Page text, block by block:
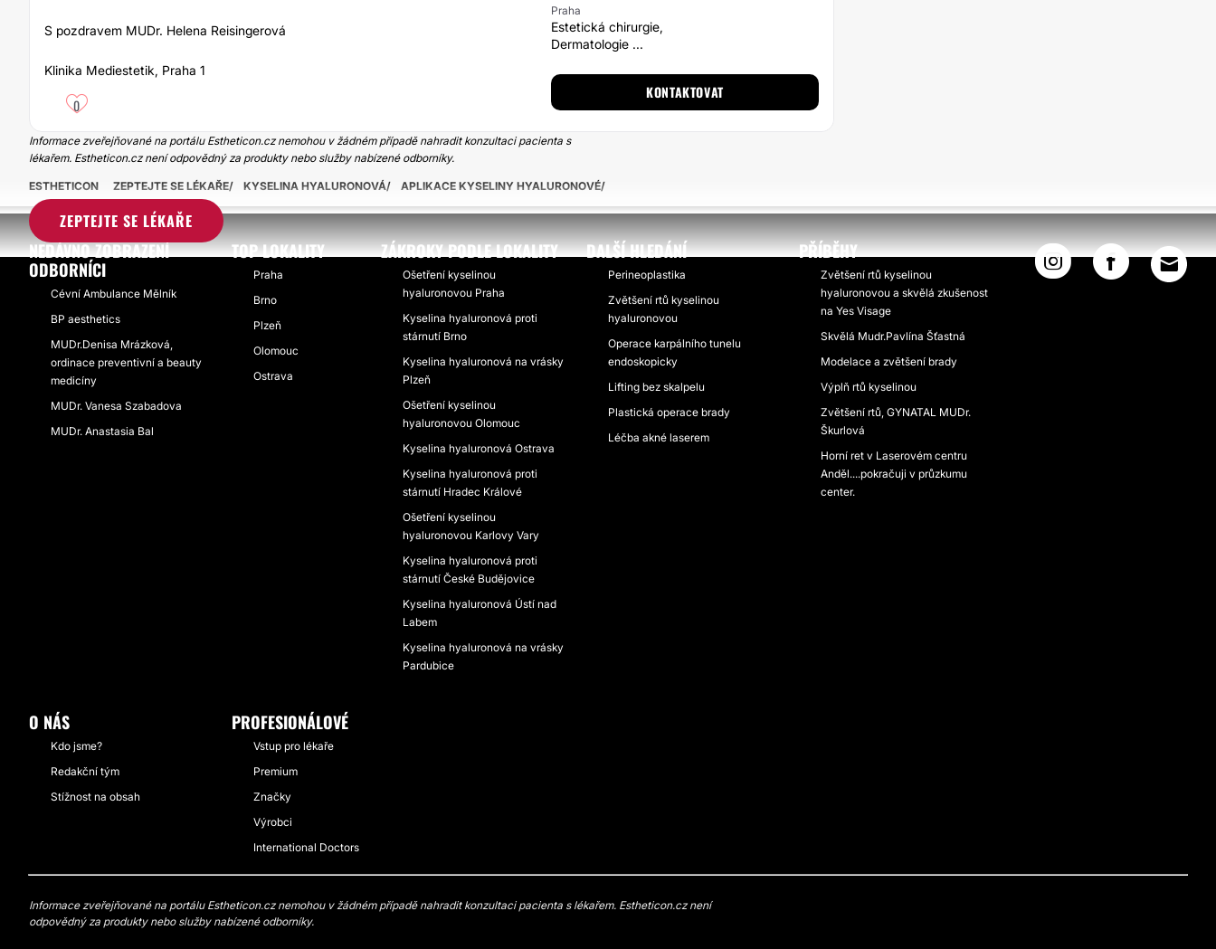
S pozdravem MUDr. Helena Reisingerová
Klinika Mediestetik, Praha 1
0
Praha
Estetická chirurgie,
Dermatologie ...
KONTAKTOVAT
Informace zveřejňované na portálu Estheticon.cz nemohou v žádném případě nahradit konzultaci pacienta s
lékařem. Estheticon.cz není odpovědný za produkty nebo služby nabízené odborníky.
ZEPTEJTE SE LÉKAŘE
ESTHETICON ZEPTEJTE SE LÉKAŘE KYSELINA HYALURONOVÁ APLIKACE KYSELINY HYALURONOVÉ
NEDÁVNO ZOBRAZENÍ
ODBORNÍCI
Cévní Ambulance Mělník
BP aesthetics
MUDr.Denisa Mrázková,
ordinace preventivní a beauty
medicíny
MUDr. Vanesa Szabadova
MUDr. Anastasia Bal
TOP LOKALITY
Praha
Brno
Plzeň
Olomouc
Ostrava
ZÁKROKY PODLE LOKALITY
Ošetření kyselinou
hyaluronovou Praha
Kyselina hyaluronová proti
stárnutí Brno
Kyselina hyaluronová na vrásky
Plzeň
Ošetření kyselinou
hyaluronovou Olomouc
Kyselina hyaluronová Ostrava
Kyselina hyaluronová proti
stárnutí Hradec Králové
Ošetření kyselinou
hyaluronovou Karlovy Vary
Kyselina hyaluronová proti
stárnutí České Budějovice
Kyselina hyaluronová Ústí nad
Labem
Kyselina hyaluronová na vrásky
Pardubice
DALŠÍ HLEDÁNÍ
Perineoplastika
Zvětšení rtů kyselinou
hyaluronovou
Operace karpálního tunelu
endoskopicky
Lifting bez skalpelu
Plastická operace brady
Léčba akné laserem
PŘÍBĚHY
Zvětšení rtů kyselinou
hyaluronovou a skvělá zkušenost
na Yes Visage
Skvělá Mudr.Pavlína Šťastná
Modelace a zvětšení brady
Výplň rtů kyselinou
Zvětšení rtů, GYNATAL MUDr.
Škurlová
Horní ret v Laserovém centru
Anděl....pokračuji v průzkumu
center.
O NÁS
Kdo jsme?
Redakční tým
Stížnost na obsah
PROFESIONÁLOVÉ
Vstup pro lékaře
Premium
Značky
Výrobci
International Doctors
Informace zveřejňované na portálu Estheticon.cz nemohou v žádném případě nahradit konzultaci pacienta s lékařem. Estheticon.cz není
odpovědný za produkty nebo služby nabízené odborníky.